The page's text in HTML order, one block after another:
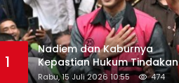
1
Nadiem dan Kaburnya
Kepastian Hukum Tindakan
Pejabat Publik
Rabu, 15 Juli 2026 10:55 474